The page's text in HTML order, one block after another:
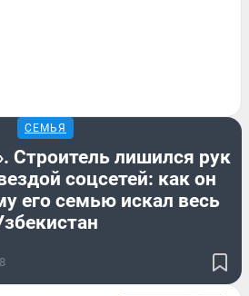
СЕМЬЯ
Строитель лишился рук
соцсетей: как он
его семью искал весь